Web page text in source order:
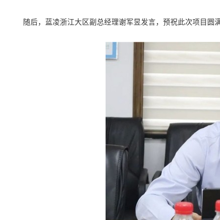
随后，蓝凌浙江大区 副 总经理谢军昱发言，预祝此次项目圆